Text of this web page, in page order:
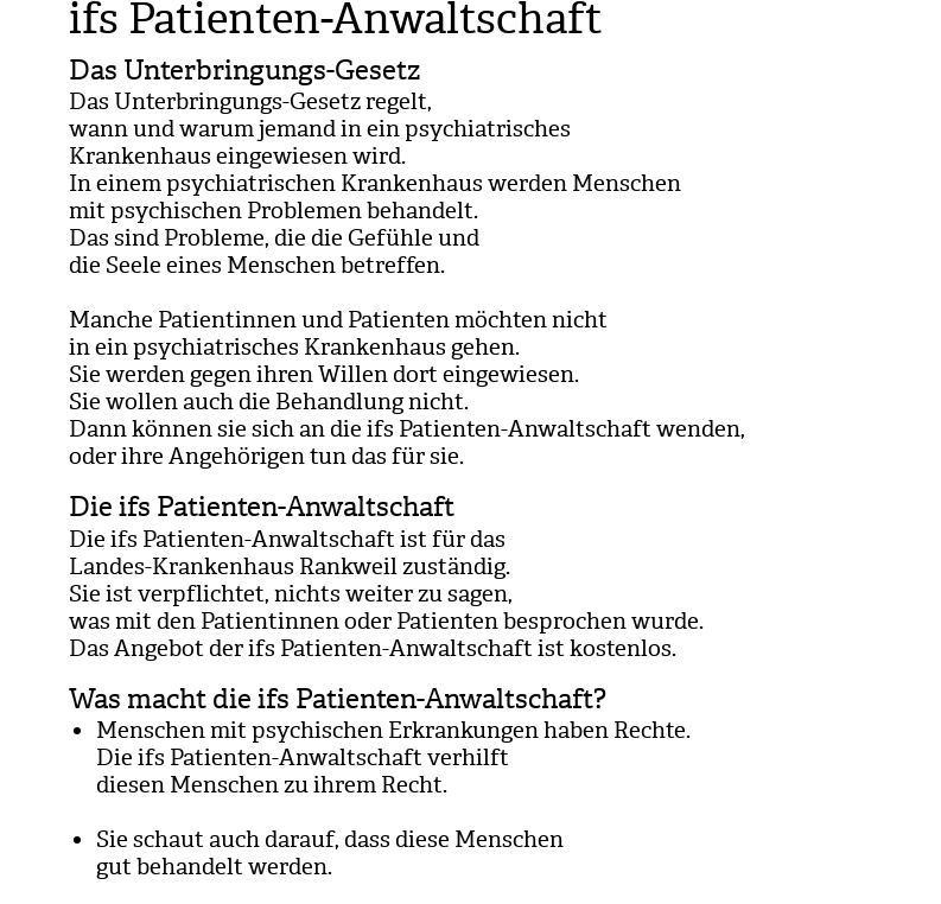
ifs Patienten-Anwaltschaft
Das Unterbringungs-Gesetz
Das Unter­brin­gungs-Gesetz regelt,
wann und warum jemand in ein psych­ia­tri­sches
Kran­ken­haus ein­ge­wie­sen wird.
In einem psych­ia­tri­schen Kran­ken­haus wer­den Men­schen
mit psy­chi­schen Pro­ble­men behan­delt.
Das sind Pro­bleme, die die Gefühle und
die Seele eines Men­schen betref­fen.
Man­che Pati­en­tin­nen und Pati­en­ten möch­ten nicht
in ein psych­ia­tri­sches Kran­ken­haus gehen.
Sie wer­den gegen ihren Wil­len dort ein­ge­wie­sen.
Sie wol­len auch die Behand­lung nicht.
Dann kön­nen sie sich an die ifs Pati­en­ten-Anwalt­schaft wen­den,
oder ihre Ange­hö­ri­gen tun das für sie.
Die ifs Patienten-Anwaltschaft
Die ifs Pati­en­ten-Anwalt­schaft ist für das
Lan­des-Kran­ken­haus Rank­weil zustän­dig.
Sie ist ver­pflich­tet, nichts wei­ter zu sagen,
was mit den Pati­en­tin­nen oder Pati­en­ten bespro­chen wurde.
Das Ange­bot der ifs Pati­en­ten-Anwalt­schaft ist kos­ten­los.
Was macht die ifs Patienten-Anwaltschaft?
Men­schen mit psy­chi­schen Erkran­kun­gen haben Rechte.
Die ifs Pati­en­ten-Anwalt­schaft ver­hilft
die­sen Men­schen zu ihrem Recht.
Sie schaut auch dar­auf, dass diese Men­schen
gut behan­delt wer­den.